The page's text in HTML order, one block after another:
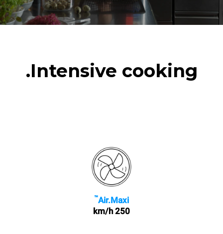
Intensive cooking.
Air.Maxi
™
250 km/h